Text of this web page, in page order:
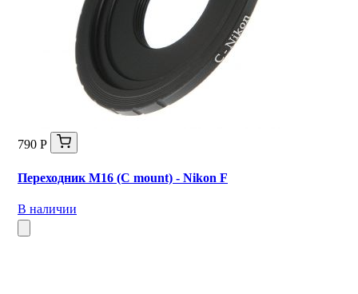
790 Р
Переходник M16 (C mount) - Nikon F
В наличии